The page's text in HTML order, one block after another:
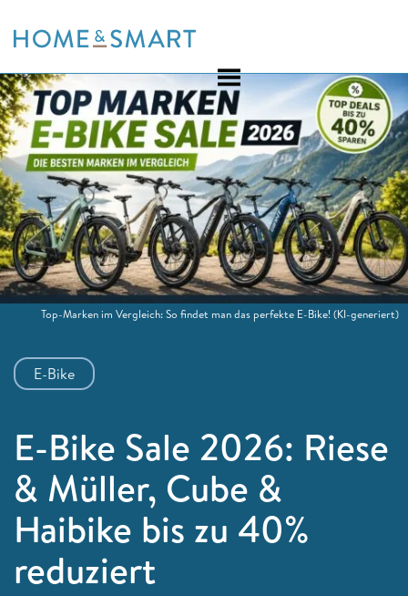
to
E-Bike
E-Bike Sale 2026: Riese
& Müller, Cube &
Haibike bis zu 40%
reduziert
Top-Marken im Vergleich: So findet man das perfekte E-Bike!(KI-generiert)